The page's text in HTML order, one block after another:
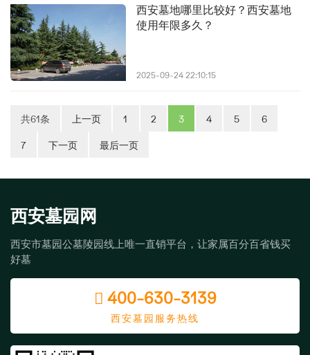
西安墓地哪里比较好？西安墓地
使用年限多久？
2025-09-24 22:10:15
共61条 上一页 1 2 3 4 5
6
7
下一页 最后一页
西安墓园网
西安市墓园公墓陵园线上唯一直销平台，让家属百分百省钱买
好墓
400-630-3139
西安墓园服务热线